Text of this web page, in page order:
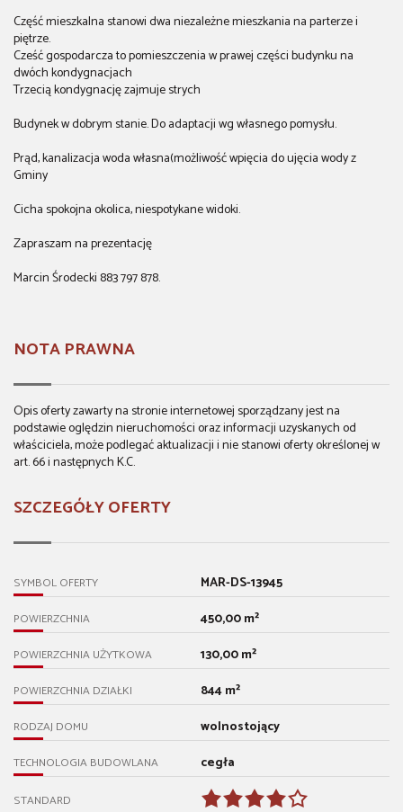
Część mieszkalna stanowi dwa niezależne mieszkania na parterze i
piętrze.
Cześć gospodarcza to pomieszczenia w prawej części budynku na
dwóch kondygnacjach
Trzecią kondygnację zajmuje strych
Budynek w dobrym stanie. Do adaptacji wg własnego pomysłu.
Prąd, kanalizacja woda własna(możliwość wpięcia do ujęcia wody z
Gminy
Cicha spokojna okolica, niespotykane widoki.
Zapraszam na prezentację
Marcin Środecki 883 797 878.
NOTA PRAWNA
Opis oferty zawarty na stronie internetowej sporządzany jest na
podstawie oględzin nieruchomości oraz informacji uzyskanych od
właściciela, może podlegać aktualizacji i nie stanowi oferty określonej w
art. 66 i następnych K.C.
SZCZEGÓŁY OFERTY
SYMBOL OFERTY MAR-DS-13945
POWIERZCHNIA 450,00 m²
POWIERZCHNIA UŻYTKOWA 130,00 m²
POWIERZCHNIA DZIAŁKI 844 m²
RODZAJ DOMU wolnostojący
TECHNOLOGIA BUDOWLANA cegła
STANDARD